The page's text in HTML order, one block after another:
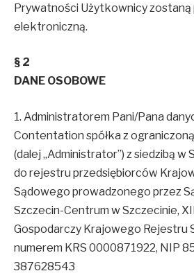
Prywatności Użytkownicy zostaną
elektroniczną.
§ 2
DANE OSOBOWE
1. Administratorem Pani/Pana
Contentation spółka z
(dalej „Administrator”) z siedzibą w
do rejestru przedsiębiorców
Sądowego prowadzonego przez
Szczecin-Centrum w Szczecinie,
Gospodarczy Krajowego Rejestru
numerem KRS 0000871922, NIP
387628543